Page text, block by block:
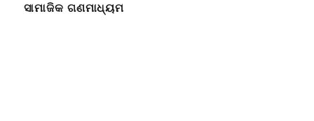
ସାମାଜିକ ଗଣମାଧ୍ୟମ